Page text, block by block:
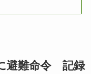
避難命令 記録